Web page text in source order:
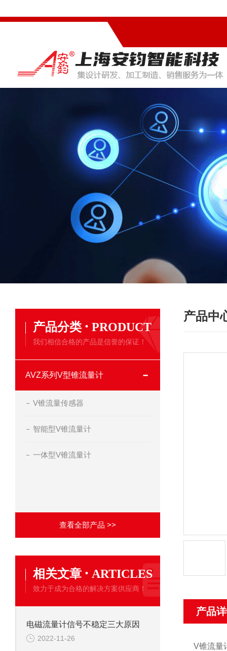
产品分类 · PRODUCT
我们相信合格的产品是信誉的保证！
AVZ系列V型锥流量计
V锥流量传感器
智能型V锥流量计
一体型V锥流量计
查看全部产品 >>
相关文章 · ARTICLES
致力于成为合格的解决方案供应商！
电磁流量计信号不稳定三大原因
2022-11-26
产品中
产品
V锥流量